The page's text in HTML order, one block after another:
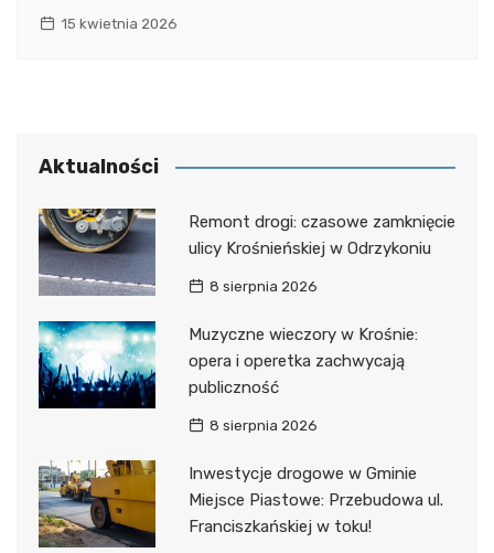
15 kwietnia 2026
Aktualności
Remont drogi: czasowe zamknięcie
ulicy Krośnieńskiej w Odrzykoniu
8 sierpnia 2026
Muzyczne wieczory w Krośnie:
opera i operetka zachwycają
publiczność
8 sierpnia 2026
Inwestycje drogowe w Gminie
Miejsce Piastowe: Przebudowa ul.
Franciszkańskiej w toku!